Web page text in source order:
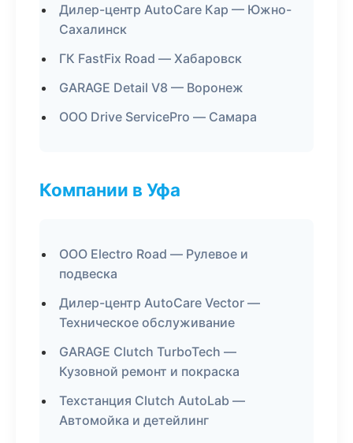
Дилер-центр AutoCare Кар — Южно-
Сахалинск
ГК FastFix Road — Хабаровск
GARAGE Detail V8 — Воронеж
ООО Drive ServicePro — Самара
Компании в Уфа
ООО Electro Road — Рулевое и
подвеска
Дилер-центр AutoCare Vector —
Техническое обслуживание
GARAGE Clutch TurboTech —
Кузовной ремонт и покраска
Техстанция Clutch AutoLab —
Автомойка и детейлинг